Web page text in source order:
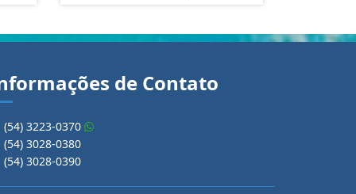
de Contato
(54) 3223-0370
(54) 3028-0380
(54) 3028-0390